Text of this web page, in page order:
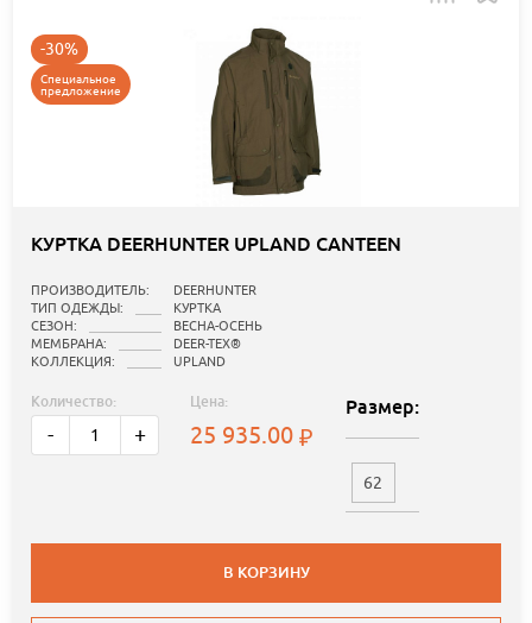
-30%
Специальное
предложение
КУРТКА DEERHUNTER UPLAND CANTEEN
ПРОИЗВОДИТЕЛЬ:
DEERHUNTER
ТИП ОДЕЖДЫ:
КУРТКА
СЕЗОН:
ВЕСНА-ОСЕНЬ
МЕМБРАНА:
DEER-TEX®
КОЛЛЕКЦИЯ:
UPLAND
Количество:
- +
Цена:
25 935.00
Размер:
62
В КОРЗИНУ